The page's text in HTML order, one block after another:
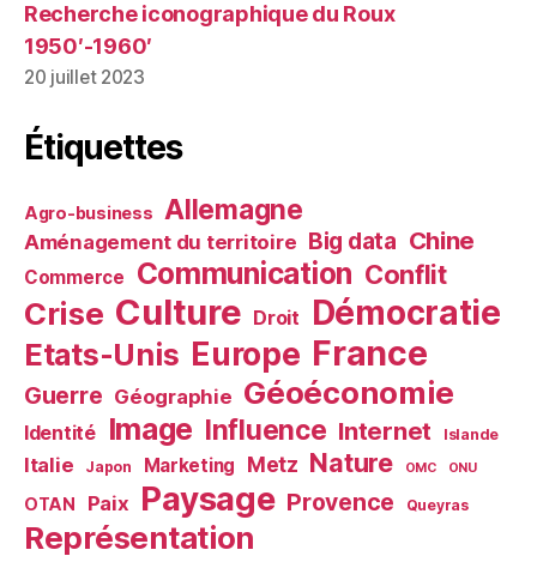
Recherche iconographique du Roux
1950′-1960′
20 juillet 2023
Étiquettes
Agro-business Allemagne
Aménagement du territoire Big data Chine
Commerce Communication Conflit
Crise Culture Droit Démocratie
Etats-Unis Europe France
Guerre Géographie Géoéconomie
Identité Image Influence Internet Islande
Italie Japon Marketing Metz Nature OMC ONU
OTAN Paix Paysage Provence Queyras
Représentation